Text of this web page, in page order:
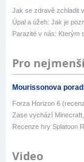
Jak se zdravě zchladit
Úpal a úžeh: Jak je
Parazité v nás: Kterým
Pro
Mourissonova
Forza Horizon 6
Zase vychází Minecraft,
Recenze hry Splatoon
Video